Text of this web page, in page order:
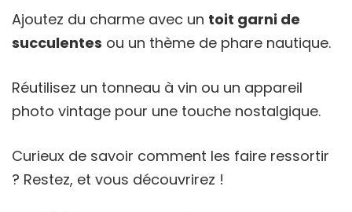
Ajoutez du charme avec un toit garni de
succulentes ou un thème de phare nautique.
Réutilisez un tonneau à vin ou un appareil
photo vintage pour une touche nostalgique.
Curieux de savoir comment les faire ressortir
? Restez, et vous découvrirez !